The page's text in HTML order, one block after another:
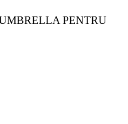
PENTRU